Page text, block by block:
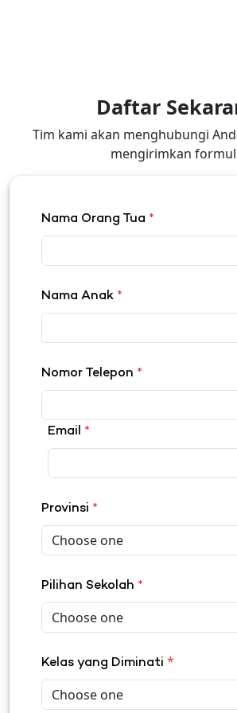
Daftar
Tim kami akan menghubungi
mengirimkan
Nama Orang Tua *
Nama Anak *
Nomor Telepon *
Email *
Provinsi *
Pilihan Sekolah *
Kelas yang Diminati *